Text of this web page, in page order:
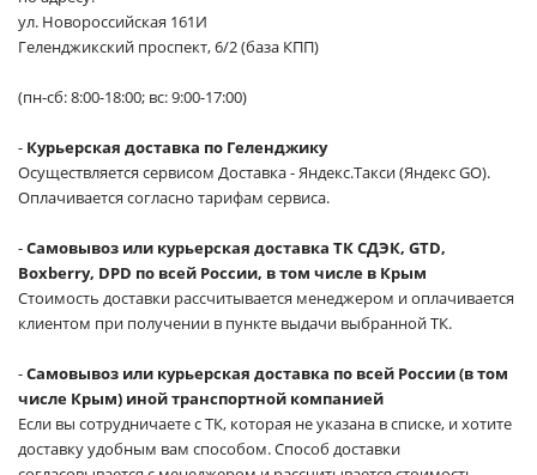
ул. Новороссийская 161И
Геленджикский проспект, 6/2 (база КПП)
(пн-сб: 8:00-18:00; вс: 9:00-17:00)
- Курьерская доставка по Геленджику
Осуществляется сервисом Доставка - Яндекс.Такси (Яндекс GO).
Оплачивается согласно тарифам сервиса.
-Самовывоз или курьерская доставка ТК СДЭК, GTD,
Boxberry, DPD по всей России, в том числе в Крым
Стоимость доставки рассчитывается менеджером и оплачивается
клиентом при получении в пункте выдачи выбранной ТК.
-Самовывоз или курьерская доставка по всей России (в том
числе Крым) иной транспортной компанией
Если вы сотрудничаете с ТК, которая не указана в списке, и хотите
доставку удобным вам способом. Способ доставки